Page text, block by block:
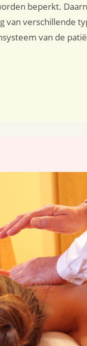
beperkt.
van verschillende
van de